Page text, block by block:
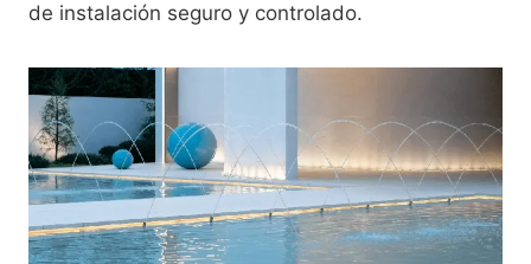
de instalación seguro y controlado.